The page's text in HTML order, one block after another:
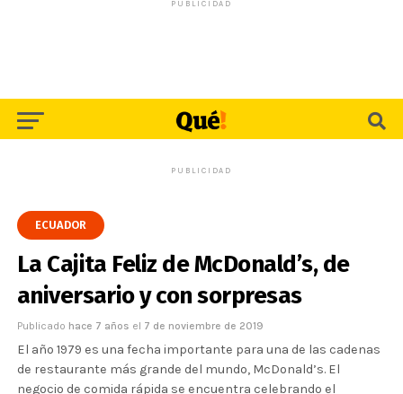
PUBLICIDAD
PUBLICIDAD
ECUADOR
La Cajita Feliz de McDonald’s, de
aniversario y con sorpresas
Publicado hace 7 años el 7 de noviembre de 2019
El año 1979 es una fecha importante para una de las cadenas
de restaurante más grande del mundo, McDonald’s. El
negocio de comida rápida se encuentra celebrando el